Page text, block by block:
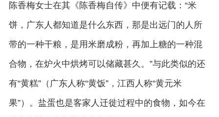
陈香梅女士在其《陈香梅自传》中便有记载：“米
饼，广东人都知道是什么东西，那是出远门的人所
带的一种干粮，是用米磨成粉，再加上糖的一种混
合物，在炉火中烘烤可以储藏甚久。”与此类似的还
有“黄糕”（广东人称“黄饭”，江西人称“黄元米
果”）。盐蛋也是客家人迁徙过程中的食物，如今在